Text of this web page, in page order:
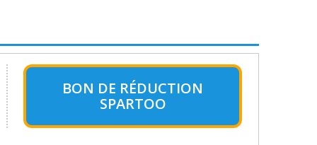
BON DE RÉDUCTION
SPARTOO